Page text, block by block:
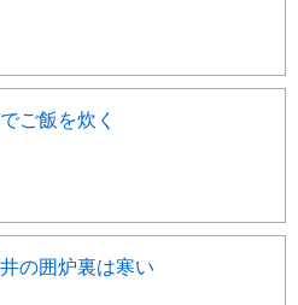
ご飯を炊く
の囲炉裏は寒い